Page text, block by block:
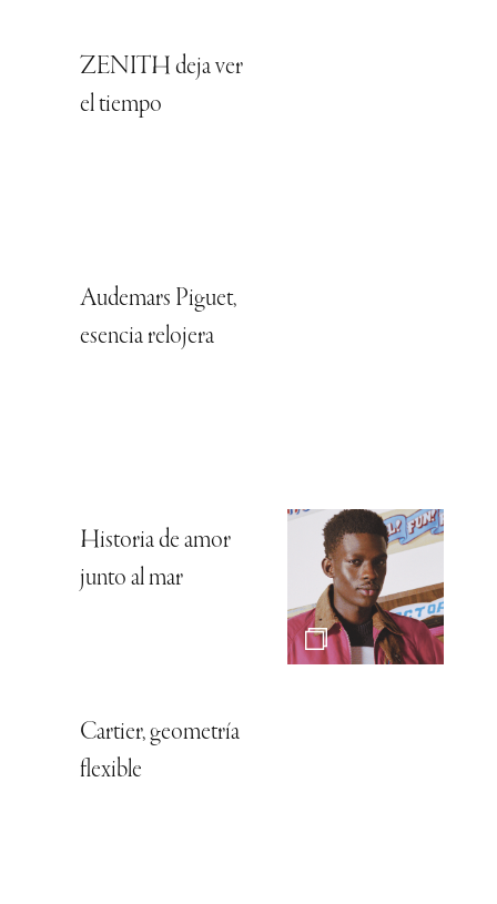
ZENITH deja ver
el tiempo
Audemars Piguet,
esencia relojera
Historia de amor
junto al mar
Cartier, geometría
flexible